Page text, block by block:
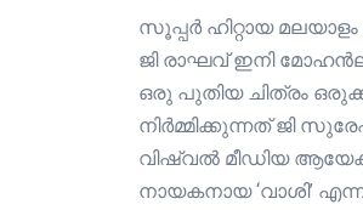
സൂപ്പർ ഹിറ്റായ
ജി രാഘവ് ഇനി
ഒരു പുതിയ ചിത്രം
നിർമ്മിക്കുന്നത് ജി
വിഷ്വൽ മീഡിയ
നായകനായ ‘വാശി’ എന്ന